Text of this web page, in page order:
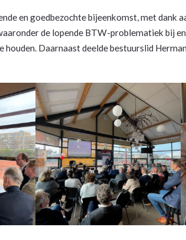
en goedbezochte bijeenkomst, met dank
de lopende BTW-problematiek bij
Daarnaast deelde bestuurslid